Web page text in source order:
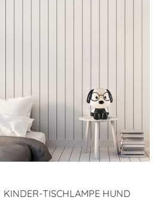
KINDER-TISCHLAMPE HUND